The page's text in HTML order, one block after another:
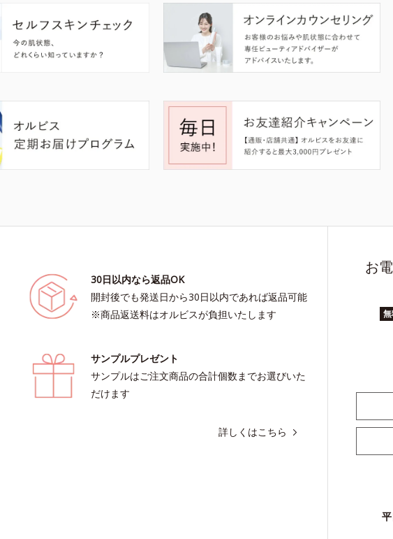
30日以内なら返品OK
開封後でも発送日から30日以内であれば返品可能
※商品返送料はオルビスが負担いたします
サンプルプレゼント
サンプルはご注文商品の合計個数までお選びいた
だけます
詳しくはこちら
お